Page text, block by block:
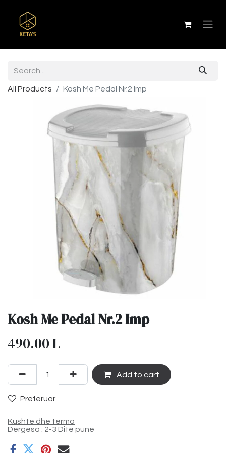
All Products Kosh Me Pedal Nr.2 Imp
Kosh Me Pedal Nr.2 Imp
490.00L
Add to cart
Preferuar
Kushte dhe terma
Dergesa : 2-3 Dite pune